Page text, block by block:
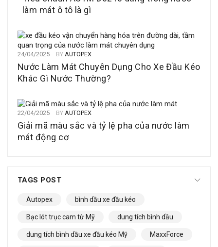
làm mát ô tô là gì
24/04/2025 BY AUTOPEX
Nước Làm Mát Chuyên Dụng Cho Xe Đầu Kéo
Khác Gì Nước Thường?
22/04/2025 BY AUTOPEX
Giải mã màu sắc và tỷ lệ pha của nước làm
mát động cơ
TAGS POST
Autopex bình dầu xe đầu kéo
Bạc lót trục cam từ Mỹ dung tích bình dầu
dung tích bình dầu xe đầu kéo Mỹ MaxxForce